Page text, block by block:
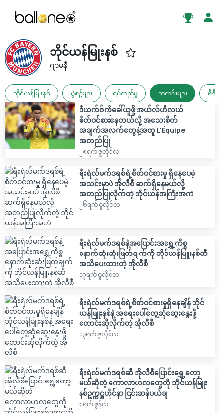
ဘိုင်ယန်မြုးနစ်
ဂျာမနီ
ဘိုင်ယန်မြုးနစ် ပွဲစဥ်များ ရပ်တည်မှု သတင်းများ ဗီဒီ
ဒီယက်ဇ်ကိုခေါ်ယူဖို့ အယ်လ်ဟီလယ်
စိတ်ဝင်စားနေတယ်လို့ အသေးစိတ်
အချက်အလက်တွေနဲ့အတူ L'Équipe
အတည်ပြု
၂၈ရက် ဇူလိုင်လ
ရီးရဲလ်မက်ဒရစ်ရဲ့စိတ်ဝင်စားမှု ရှိနေပေမဲ့
အသင်းမှာပဲ အိုလီစီ ဆက်ရှိနေမယ်လို့
အတည်ပြုလိုက်တဲ့ ဘိုင်ယန်အကြီးအကဲ
၂၆ရက် ဇူလိုင်လ
ရီးရဲလ်မက်ဒရစ်နဲ့အပြောင်းအရွှေ့ကိစ္စ
နောက်ဆုံးဆုံးဖြတ်ချက်ကို ဘိုင်ယန်မြူးနစ်ဆီ
အသိပေးထားတဲ့ အိုလီစီ
၁၇ရက် ဇူလိုင်လ
ရီးရဲလ်မက်ဒရစ်ရဲ့စိတ်ဝင်စားမှုရှိနေချိန် ဘိုင်
ယန်မြူးနစ်နဲ့ အရေးပေါ်တွေ့ဆုံဆွေးနွေးဖို့
တောင်းဆိုလိုက်တဲ့ အိုလီစီ
၁၃ရက် ဇူလိုင်လ
ရီးရဲလ်မက်ဒရစ်ဆီ အိုလီစီပြောင်းရွှေ့တော့
မယ်ဆိုတဲ့ ကောလာဟလတွေကို ဘိုင်ယန်မြူး
နစ်ဥက္ကဋ္ဌဟိုင်နာ ငြင်းဆန်ပယ်ချ
၈ရက် ဇွန်လ